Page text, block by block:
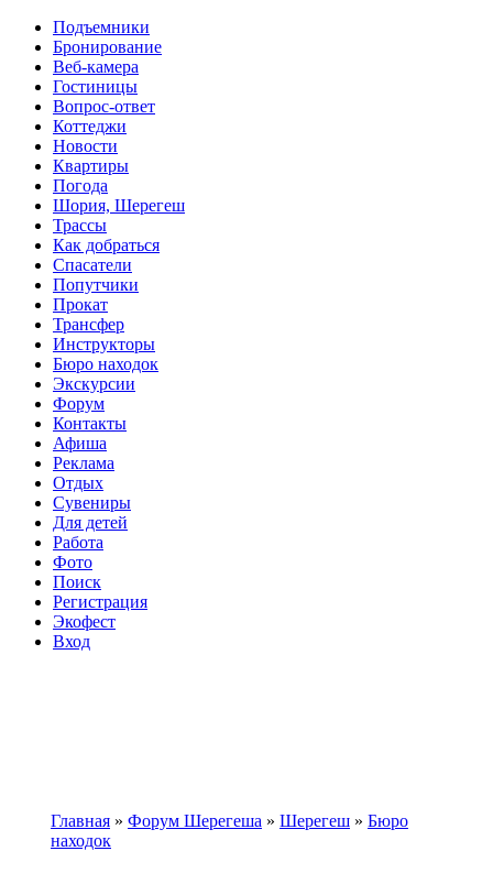
Перейти к основному содержанию
Подъемники
Бронирование
Веб-камера
Гостиницы
Вопрос-ответ
Коттеджи
Новости
Квартиры
Погода
Шория, Шерегеш
Трассы
Как добраться
Спасатели
Попутчики
Прокат
Трансфер
Инструкторы
Бюро находок
Экскурсии
Форум
Контакты
Афиша
Реклама
Отдых
Сувениры
Для детей
Работа
Фото
Поиск
Регистрация
Экофест
Вход
Вы здесь
Главная » Форум Шерегеша » Шерегеш » Бюро
находок